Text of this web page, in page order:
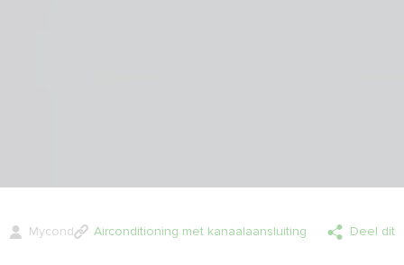
Mycond Airconditioning met kanaalaansluiting Deel dit